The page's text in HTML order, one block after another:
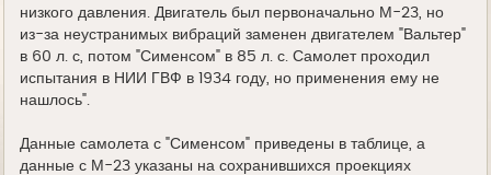
низкого давления. Двигатель был первоначально М-23, но
из-за неустранимых вибраций заменен двигателем "Вальтер"
в 60 л. с, потом "Сименсом" в 85 л. с. Самолет проходил
испытания в НИИ ГВФ в 1934 году, но применения ему не
нашлось".
Данные самолета с "Сименсом" приведены в таблице, а
данные с М-23 указаны на сохранившихся проекциях